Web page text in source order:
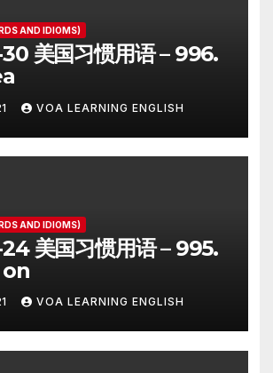
AND IDIOMS)
美国习惯用语 – 996.
VOA LEARNING ENGLISH
AND IDIOMS)
美国习惯用语 – 995.
VOA LEARNING ENGLISH